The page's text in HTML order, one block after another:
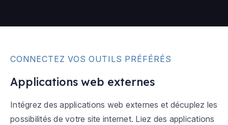
CONNECTEZ VOS OUTILS PRÉFÉRÉS
Applications web externes
Intégrez des applications web externes et décuplez les
possibilités de votre site internet. Liez des applications